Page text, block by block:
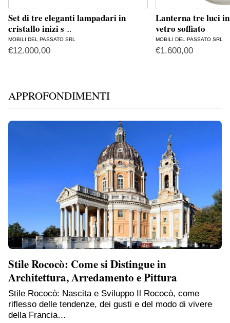
Set di tre eleganti lampadari in
cristallo inizi s …
MOBILI DEL PASSATO SRL
€12.000,00
Lanterna tre luci
vetro soffiato
MOBILI DEL PASSATO SRL
€1.600,00
APPROFONDIMENTI
Stile Rococò: Come si Distingue in
Architettura, Arredamento e Pittura
Stile Rococò: Nascita e Sviluppo Il Rococò, come
riflesso delle tendenze, dei gusti e del modo di vivere
della Francia…